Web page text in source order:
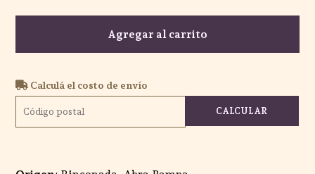
Agregar al carrito
Calculá el costo de envío
CALCULAR